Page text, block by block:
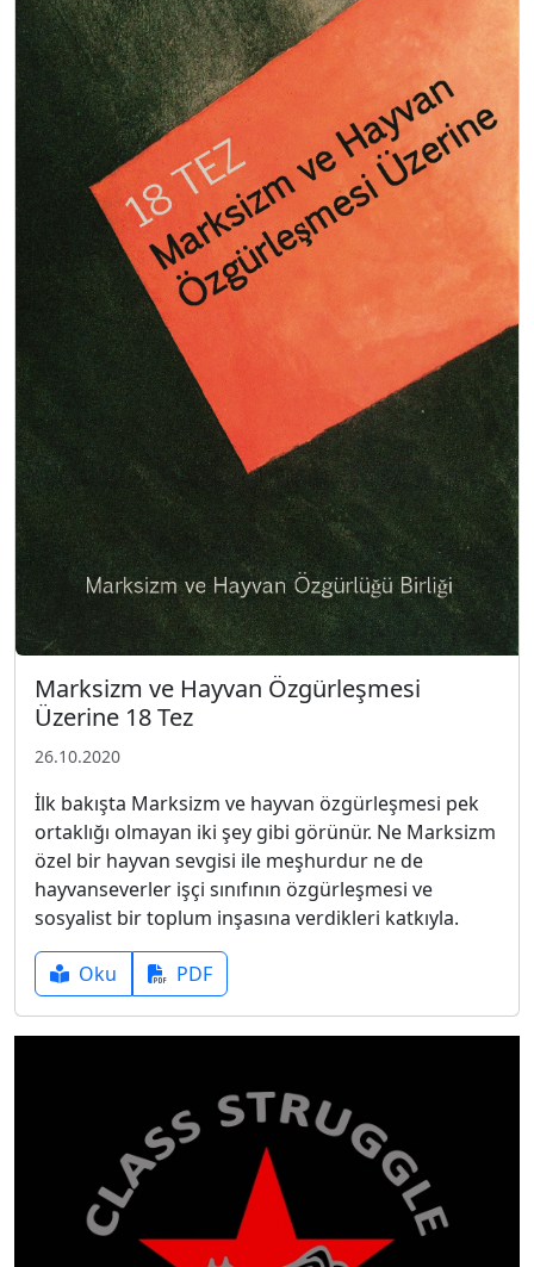
Marksizm ve Hayvan Özgürleşmesi
Üzerine 18 Tez
26.10.2020
İlk bakışta Marksizm ve hayvan özgürleşmesi pek
ortaklığı olmayan iki şey gibi görünür. Ne Marksizm
özel bir hayvan sevgisi ile meşhurdur ne de
hayvanseverler işçi sınıfının özgürleşmesi ve
sosyalist bir toplum inşasına verdikleri katkıyla.
Oku PDF